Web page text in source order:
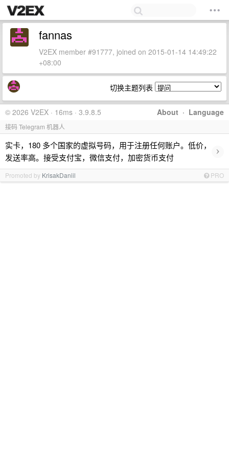
fannas
V2EX member #91777, joined on 2015-01-14 14:49:22
+08:00
切换主题列表
About · Language
© 2026 V2EX · 16ms · 3.9.8.5
接码 Telegram 机器人
实卡，180 多个国家的虚拟号码，用于注册任何账户。低价，
发送率高。接受支付宝，微信支付，加密货币支付
›
Promoted by KrisakDaniil PRO